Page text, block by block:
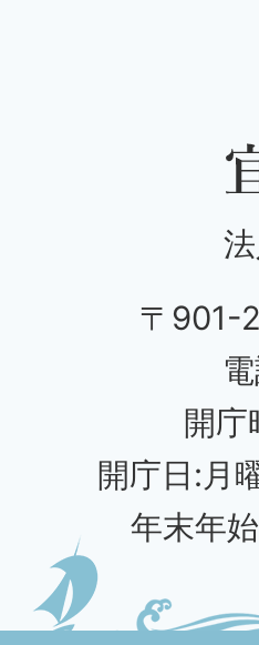
〒901-
開
開庁日:月
年末年